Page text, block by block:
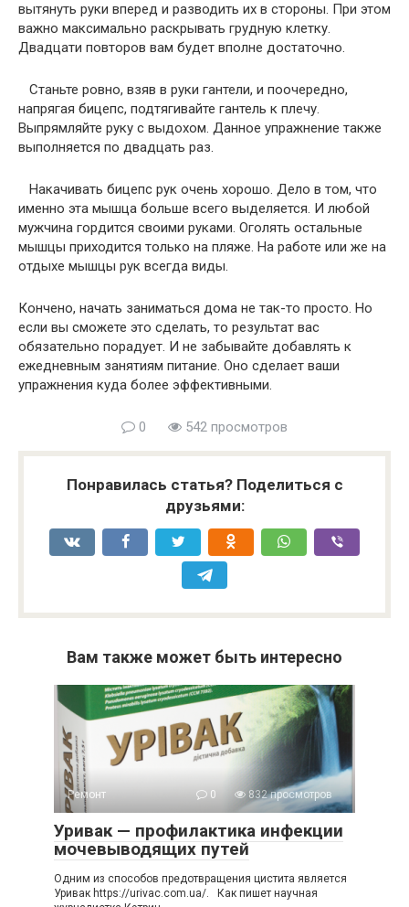
вытянуть руки вперед и разводить их в стороны. При этом
важно максимально раскрывать грудную клетку.
Двадцати повторов вам будет вполне достаточно.
Станьте ровно, взяв в руки гантели, и поочередно,
напрягая бицепс, подтягивайте гантель к плечу.
Выпрямляйте руку с выдохом. Данное упражнение также
выполняется по двадцать раз.
Накачивать бицепс рук очень хорошо. Дело в том, что
именно эта мышца больше всего выделяется. И любой
мужчина гордится своими руками. Оголять остальные
мышцы приходится только на пляже. На работе или же на
отдыхе мышцы рук всегда виды.
Кончено, начать заниматься дома не так-то просто. Но
если вы сможете это сделать, то результат вас
обязательно порадует. И не забывайте добавлять к
ежедневным занятиям питание. Оно сделает ваши
упражнения куда более эффективными.
0 542 просмотров
Понравилась статья? Поделиться с
друзьями:
Вам также может быть интересно
Ремонт 0 832 просмотров
Уривак — профилактика инфекции
мочевыводящих путей
Одним из способов предотвращения цистита является
Уривак https://urivac.com.ua/. Как пишет научная